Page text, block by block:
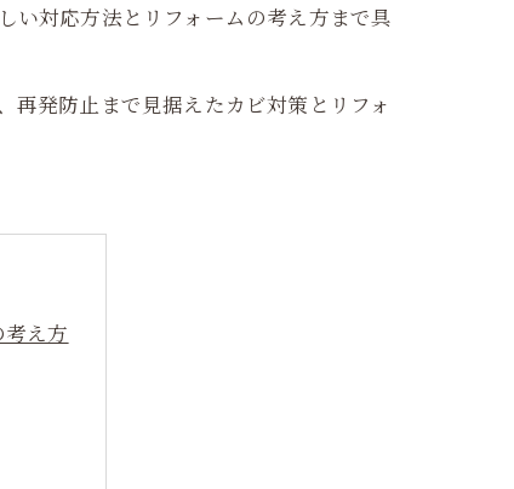
い対応方法とリフォームの考え方まで具
再発防止まで見据えたカビ対策とリフォ
え方